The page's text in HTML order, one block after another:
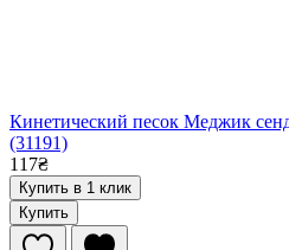
Кинетический песок Меджик
(31191)
117₴
Купить в 1 клик
Купить